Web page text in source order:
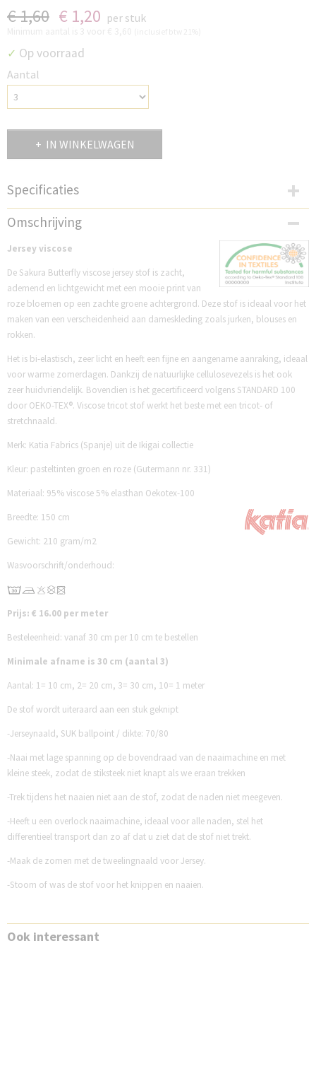
€ 1,60 € 1,20 per stuk
✓ Op voorraad
Aantal
IN WINKELWAGEN
Specificaties
Productcode
K2226JVS
Omschrijving
Jersey viscose
De Sakura Butterfly viscose jersey stof is zacht,
ademend en lichtgewicht met een mooie print van
roze bloemen op een zachte groene achtergrond. Deze stof is ideaal voor het
maken van een verscheidenheid aan dameskleding zoals jurken, blouses en
rokken.
Het is bi-elastisch, zeer licht en heeft een fijne en aangename aanraking, ideaal
voor warme zomerdagen. Dankzij de natuurlijke cellulosevezels is het ook
zeer huidvriendelijk. Bovendien is het gecertificeerd volgens STANDARD 100
door OEKO-TEX®. Viscose tricot stof werkt het beste met een tricot- of
stretchnaald.
Merk: Katia Fabrics (Spanje) uit de Ikigai collectie
Kleur: pasteltinten groen en roze (Gutermann nr. 331)
Materiaal: 95% viscose 5% elasthan Oekotex-100
Breedte: 150 cm
Gewicht: 210 gram/m2
Wasvoorschrift/onderhoud:
Prijs: € 16.00 per meter
Besteleenheid: vanaf 30 cm per 10 cm te bestellen
Minimale afname is 30 cm (aantal 3)
Aantal: 1= 10 cm, 2= 20 cm, 3= 30 cm, 10= 1 meter
De stof wordt uiteraard aan een stuk geknipt
-Jerseynaald, SUK ballpoint / dikte: 70/80
-Naai met lage spanning op de bovendraad van de naaimachine en met
kleine steek, zodat de stiksteek niet knapt als we eraan trekken
-Trek tijdens het naaien niet aan de stof, zodat de naden niet meegeven.
-Heeft u een overlock naaimachine, ideaal voor alle naden, stel het
differentieel transport dan zo af dat u ziet dat de stof niet trekt.
-Maak de zomen met de tweelingnaald voor Jersey.
-Stoom of was de stof voor het knippen en naaien.
Ook interessant